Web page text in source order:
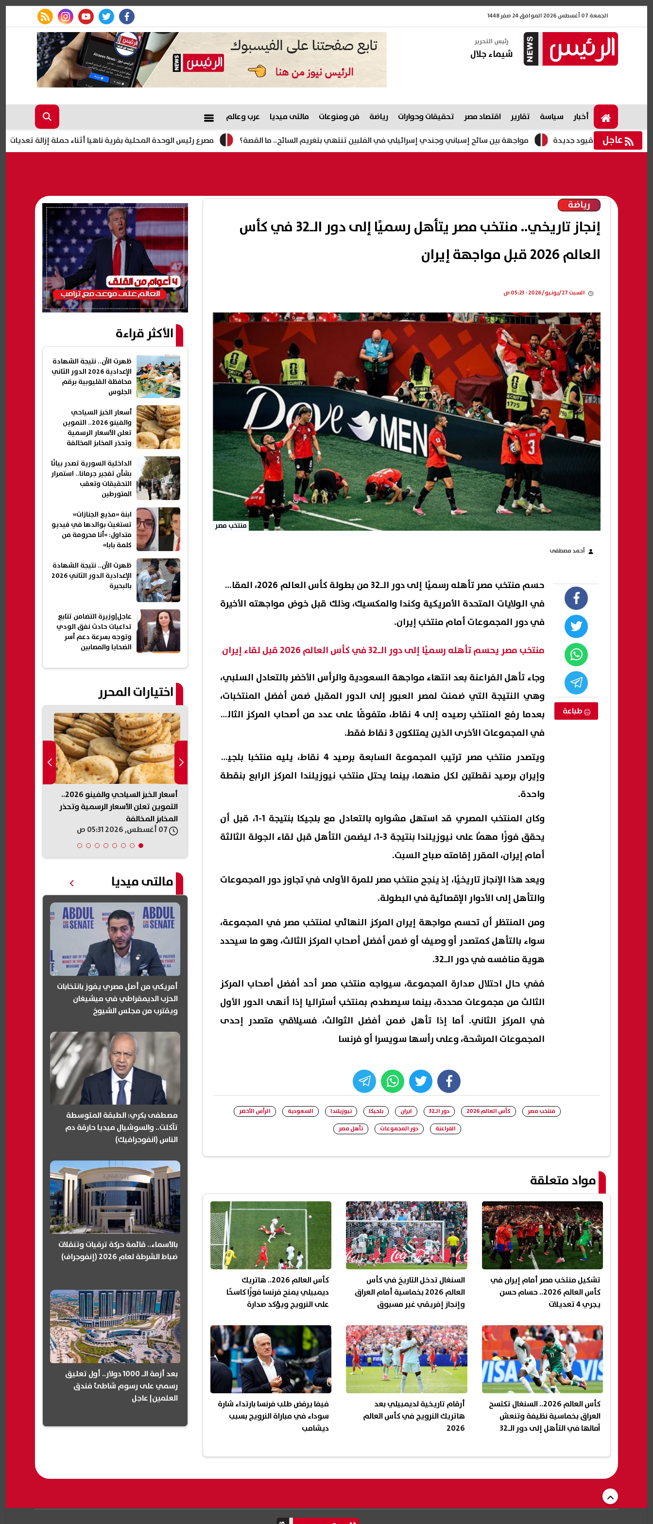
الجمعة 07 أغسطس 2026 الموافق 24 صفر 1448
facebook
twitter
youtube
instagram
rss feed
رئيس التحرير
شيماء جلال
أخبار سياسة تقارير اقتصاد مصر تحقيقات وحوارات رياضة فن ومنوعات مالتى ميديا عرب وعالم
عاجل مصرع رئيس الوحدة المحلية بقرية ناهيا أثناء حملة إزالة تعديات في كرداسة مواجهة بين سائح إسباني وجندي إسرائيلي في الفلبين تنتهي بتغريم السائح.. ما القصة؟ فرض قيود جديدة
رياضة
إنجاز تاريخي.. منتخب مصر يتأهل رسميًا إلى دور الـ32 في كأس
العالم 2026 قبل مواجهة إيران
السبت 27/يونيو/2026 - 05:23 ص
منتخب مصر
أحمد مصطفى
طباعة
حسم منتخب مصر تأهله رسميًا إلى دور الـ32 من بطولة كأس العالم 2026، المقامة
في الولايات المتحدة الأمريكية وكندا والمكسيك، وذلك قبل خوض مواجهته الأخيرة
في دور المجموعات أمام منتخب إيران.
منتخب مصر يحسم تأهله رسميًا إلى دور الـ32 في كأس العالم 2026 قبل لقاء إيران
وجاء تأهل الفراعنة بعد انتهاء مواجهة السعودية والرأس الأخضر بالتعادل السلبي،
وهي النتيجة التي ضمنت لمصر العبور إلى الدور المقبل ضمن أفضل المنتخبات،
بعدما رفع المنتخب رصيده إلى 4 نقاط، متفوقًا على عدد من أصحاب المركز الثالث
في المجموعات الأخرى الذين يمتلكون 3 نقاط فقط.
ويتصدر منتخب مصر ترتيب المجموعة السابعة برصيد 4 نقاط، يليه منتخبا بلجيكا
وإيران برصيد نقطتين لكل منهما، بينما يحتل منتخب نيوزيلندا المركز الرابع بنقطة
واحدة.
وكان المنتخب المصري قد استهل مشواره بالتعادل مع بلجيكا بنتيجة 1-1، قبل أن
يحقق فوزًا مهمًا على نيوزيلندا بنتيجة 3-1، ليضمن التأهل قبل لقاء الجولة الثالثة
أمام إيران، المقرر إقامته صباح السبت.
ويعد هذا الإنجاز تاريخيًا، إذ ينجح منتخب مصر للمرة الأولى في تجاوز دور المجموعات
والتأهل إلى الأدوار الإقصائية في البطولة.
ومن المنتظر أن تحسم مواجهة إيران المركز النهائي لمنتخب مصر في المجموعة،
سواء بالتأهل كمتصدر أو وصيف أو ضمن أفضل أصحاب المركز الثالث، وهو ما سيحدد
هوية منافسه في دور الـ32.
ففي حال احتلال صدارة المجموعة، سيواجه منتخب مصر أحد أفضل أصحاب المركز
الثالث من مجموعات محددة، بينما سيصطدم بمنتخب أستراليا إذا أنهى الدور الأول
في المركز الثاني. أما إذا تأهل ضمن أفضل الثوالث، فسيلاقي متصدر إحدى
المجموعات المرشحة، وعلى رأسها سويسرا أو فرنسا
facebook
twitter
whats
منتخب مصر كأس العالم 2026 دور الـ32 ايران بلجيكا نيوزيلندا السعودية
الرأس الأخضر
الفراعنة
دور المجموعات تأهل مصر
مواد متعلقة
تشكيل منتخب مصر أمام إيران في
كأس العالم 2026.. حسام حسن
يجري 4 تعديلات
السنغال تدخل التاريخ في كأس
العالم 2026 بخماسية أمام العراق
وإنجاز إفريقي غير مسبوق
كأس العالم 2026.. هاتريك
ديمبيلي يمنح فرنسا فوزًا كاسحًا
على النرويج ويؤكد صدارة
كأس العالم 2026.. السنغال تكتسح
العراق بخماسية نظيفة وتنعش
آمالها في التأهل إلى دور الـ32
أرقام تاريخية لديمبيلي بعد
هاتريك النرويج في كأس العالم
2026
فيفا يرفض طلب فرنسا بارتداء شارة
سوداء في مباراة النرويج بسبب
ديشامب
الأكثر قراءة
ظهرت الآن.. نتيجة الشهادة
الإعدادية 2026 الدور الثاني
محافظة القليوبية برقم
الجلوس
أسعار الخبز السياحي
والفينو 2026.. التموين
تعلن الأسعار الرسمية
وتحذر المخابز المخالفة
الداخلية السورية تصدر بيانًا
بشأن تفجير جرمانا.. استمرار
التحقيقات وتعقب
المتورطين
ابنة «مذيع الجنازات»
تستغيث بوالدها في فيديو
متداول: «أنا محرومة من
كلمة بابا»
ظهرت الآن.. نتيجة الشهادة
الإعدادية الدور الثاني 2026
بالبحيرة
عاجل|وزيرة التضامن تتابع
تداعيات حادث نفق الودي
وتوجه بسرعة دعم أسر
الضحايا والمصابين
اختيارات المحرر
إعلام إسرائيلي: تل أبيب تواجه
وتبحث فرض قيود جديدة
رادعة
أسعار الخبز السياحي والفينو 2026..
التموين تعلن الأسعار الرسمية وتحذر
المخابز المخالفة
مالتى ميديا
أمريكي من أصل مصري يفوز بانتخابات
الحزب الديمقراطي في ميشيغان
ويقترب من مجلس الشيوخ
مصطفى بكري: الطبقة المتوسطة
تآكلت.. والسوشيال ميديا حارقة دم
الناس (انفوجرافيك)
بالأسماء.. قائمة حركة ترقيات وتنقلات
ضباط الشرطة لعام 2026 (إنفوجراف)
بعد أزمة الـ 1000 دولار.. أول تعليق
رسمي على رسوم شاطئ فندق
العلمين| عاجل